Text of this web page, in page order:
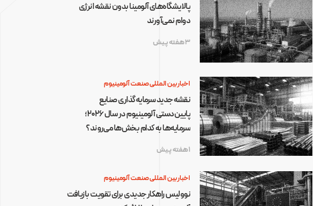
پالایشگاه‌های آلومینا بدون نقشه انرژی
دوام نمی‌آورند
3 هفته پیش
اخبار بین المللی صنعت آلومینیوم
نقشه جدید سرمایه‌گذاری صنایع
پایین‌دستی آلومینیوم در سال ۲۰۲۶؛
سرمایه‌ها به کدام بخش‌ها می‌روند؟
1 هفته پیش
اخبار بین المللی صنعت آلومینیوم
نوولیس راهکار جدیدی برای تقویت بازیافت